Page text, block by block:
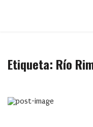
Etiqueta: Río